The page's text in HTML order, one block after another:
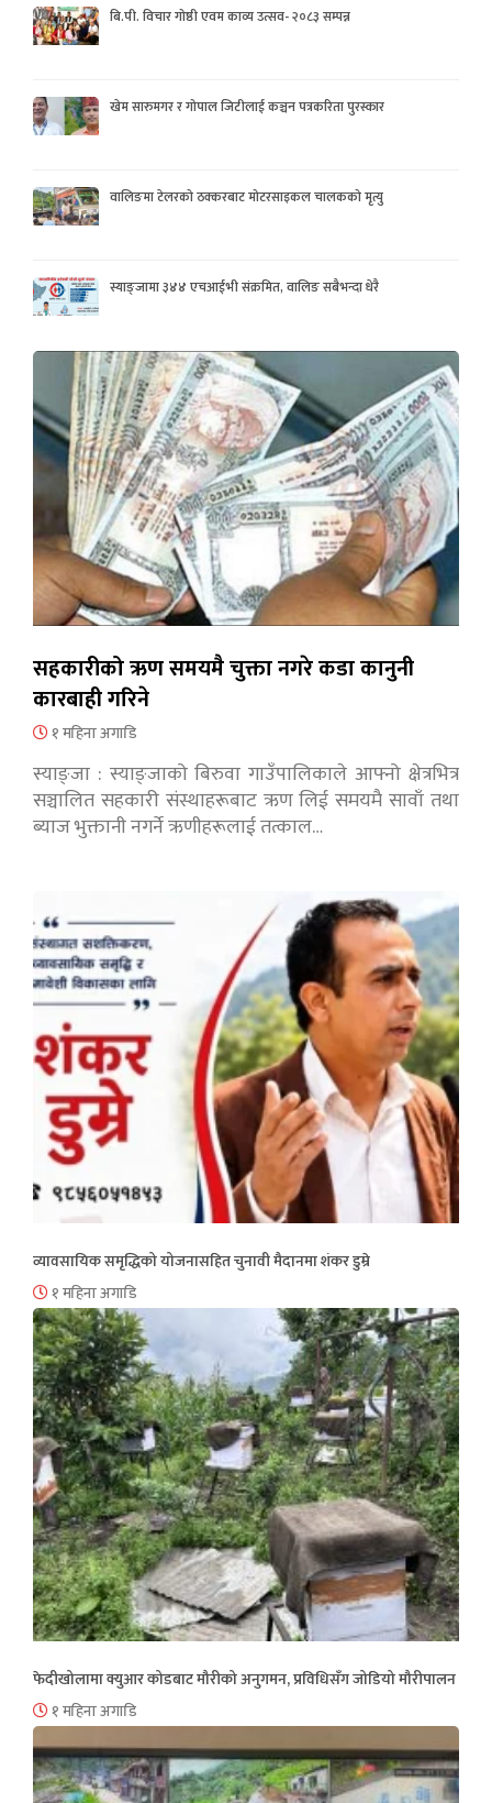
बि.पी. विचार गोष्ठी एवम काव्य उत्सव- २०८३ सम्पन्न
खेम सारुमगर र गोपाल जिटीलाई कञ्चन पत्रकरिता पुरस्कार
वालिङमा टेलरको ठक्करबाट मोटरसाइकल चालकको मृत्यु
स्याङ्जामा ३४४ एचआईभी संक्रमित, वालिङ सबैभन्दा धेरै
सहकारीको ऋण समयमै चुक्ता नगरे कडा कानुनी
कारबाही गरिने
१ महिना अगाडि
स्याङ्जा : स्याङ्जाको बिरुवा गाउँपालिकाले आफ्नो क्षेत्रभित्र
सञ्चालित सहकारी संस्थाहरूबाट ऋण लिई समयमै सावाँ तथा
ब्याज भुक्तानी नगर्ने ऋणीहरूलाई तत्काल…
व्यावसायिक समृद्धिको योजनासहित चुनावी मैदानमा शंकर डुम्रे
१ महिना अगाडि
फेदीखोलामा क्युआर कोडबाट मौरीको अनुगमन, प्रविधिसँग जोडियो मौरीपालन
१ महिना अगाडि